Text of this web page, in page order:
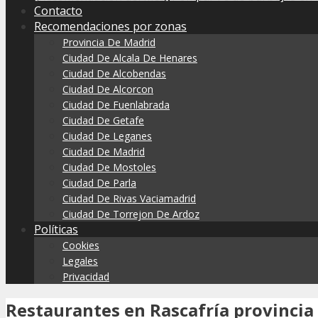
Contacto
Recomendaciones por zonas
Provincia De Madrid
Ciudad De Alcala De Henares
Ciudad De Alcobendas
Ciudad De Alcorcon
Ciudad De Fuenlabrada
Ciudad De Getafe
Ciudad De Leganes
Ciudad De Madrid
Ciudad De Mostoles
Ciudad De Parla
Ciudad De Rivas Vaciamadrid
Ciudad De Torrejon De Ardoz
Políticas
Cookies
Legales
Privacidad
Restaurantes en Rascafría